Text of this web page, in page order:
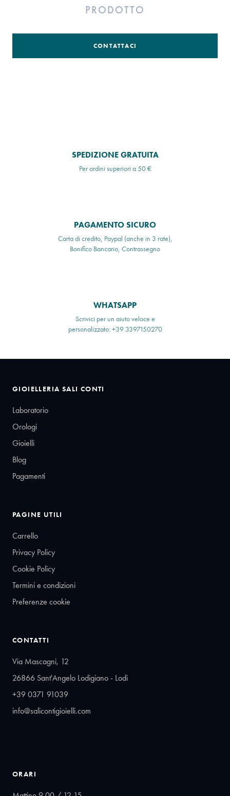
PRODOTTO
CONTATTACI
SPEDIZIONE GRATUITA
Per ordini superiori a 50 €
PAGAMENTO SICURO
Carta di credito, Paypal (anche in 3 rate),
Bonifico Bancario, Contrassegno
WHATSAPP
Scrivici per un aiuto veloce e
personalizzato: +39 3397150270
GIOIELLERIA SALI CONTI
Laboratorio
Orologi
Gioielli
Blog
Pagamenti
PAGINE UTILI
Carrello
Privacy Policy
Cookie Policy
Termini e condizioni
Preferenze cookie
CONTATTI
Via Mascagni, 12
26866 Sant'Angelo Lodigiano - Lodi
+39 0371 91039
info@salicontigioielli.com
ORARI